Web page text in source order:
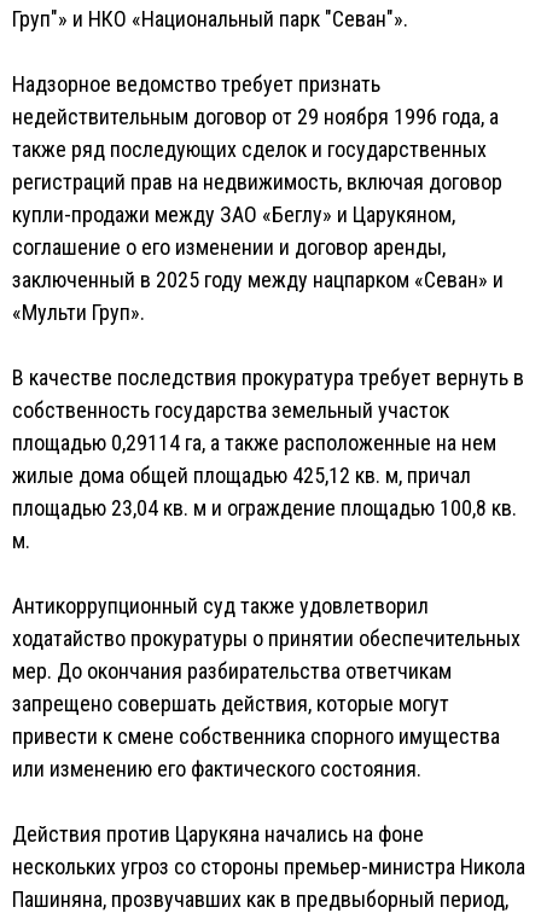
Груп"» и НКО «Национальный парк "Севан"».
Надзорное ведомство требует признать
недействительным договор от 29 ноября 1996 года, а
также ряд последующих сделок и государственных
регистраций прав на недвижимость, включая договор
купли-продажи между ЗАО «Беглу» и Царукяном,
соглашение о его изменении и договор аренды,
заключенный в 2025 году между нацпарком «Севан» и
«Мульти Груп».
В качестве последствия прокуратура требует вернуть в
собственность государства земельный участок
площадью 0,29114 га, а также расположенные на нем
жилые дома общей площадью 425,12 кв. м, причал
площадью 23,04 кв. м и ограждение площадью 100,8 кв.
м.
Антикоррупционный суд также удовлетворил
ходатайство прокуратуры о принятии обеспечительных
мер. До окончания разбирательства ответчикам
запрещено совершать действия, которые могут
привести к смене собственника спорного имущества
или изменению его фактического состояния.
Действия против Царукяна начались на фоне
нескольких угроз со стороны премьер-министра Никола
Пашиняна, прозвучавших как в предвыборный период,